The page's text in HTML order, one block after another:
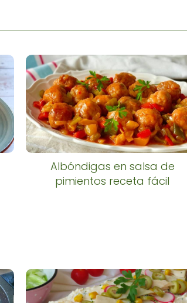
Albóndigas en salsa de
pimientos receta fácil